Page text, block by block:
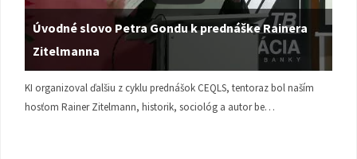
Úvodné slovo Petra Gondu k prednáške Rainera
Zitelmanna
KI organizoval ďalšiu z cyklu prednášok CEQLS, tentoraz bol naším
hosťom Rainer Zitelmann, historik, sociológ a autor be…